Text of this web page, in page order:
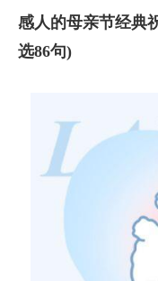
感人的母亲节经典
选86句)